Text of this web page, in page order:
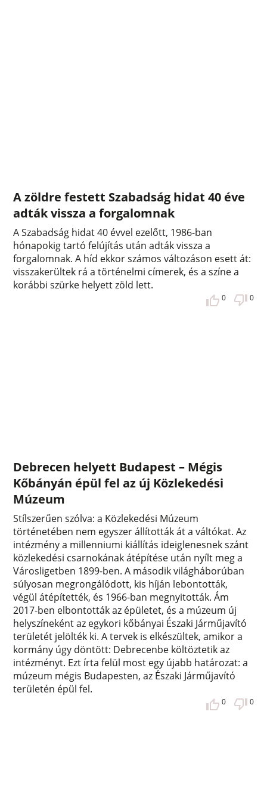
A zöldre festett Szabadság hidat 40 éve
adták vissza a forgalomnak
A Szabadság hidat 40 évvel ezelőtt, 1986-ban
hónapokig tartó felújítás után adták vissza a
forgalomnak. A híd ekkor számos változáson esett át:
visszakerültek rá a történelmi címerek, és a színe a
korábbi szürke helyett zöld lett.
0 0
Debrecen helyett Budapest – Mégis
Kőbányán épül fel az új Közlekedési
Múzeum
Stílszerűen szólva: a Közlekedési Múzeum
történetében nem egyszer állították át a váltókat. Az
intézmény a millenniumi kiállítás ideiglenesnek szánt
közlekedési csarnokának átépítése után nyílt meg a
Városligetben 1899-ben. A második világháborúban
súlyosan megrongálódott, kis híján lebontották,
végül átépítették, és 1966-ban megnyitották. Ám
2017-ben elbontották az épületet, és a múzeum új
helyszíneként az egykori kőbányai Északi Járműjavító
területét jelölték ki. A tervek is elkészültek, amikor a
kormány úgy döntött: Debrecenbe költöztetik az
intézményt. Ezt írta felül most egy újabb határozat: a
múzeum mégis Budapesten, az Északi Járműjavító
területén épül fel.
0 0